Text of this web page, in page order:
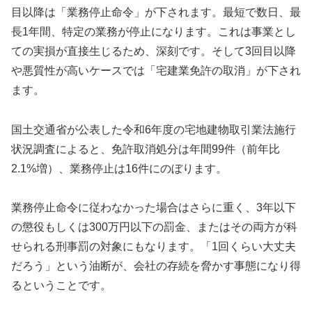
目以降は「業務停止命令」が下されます。最短で数日、最
長1年間、特定の業務が停止になります。これは事業とし
ての実損が直接生じるため、深刻です。そして3回目以降
や悪質性が高いケースでは「宅建業免許の取消」が下され
ます。
国土交通省が公表した令和6年度の宅地建物取引業法施行
状況調査によると、免許取消処分は年間99件（前年比
2.1%増）、業務停止は16件にのぼります。
業務停止命令に従わなかった場合はさらに重く、3年以下
の懲役もしくは300万円以下の罰金、またはその両方が科
せられる刑事罰の対象にもなります。「1回くらい大丈夫
だろう」という油断が、会社の存続を脅かす事態になり得
るということです。